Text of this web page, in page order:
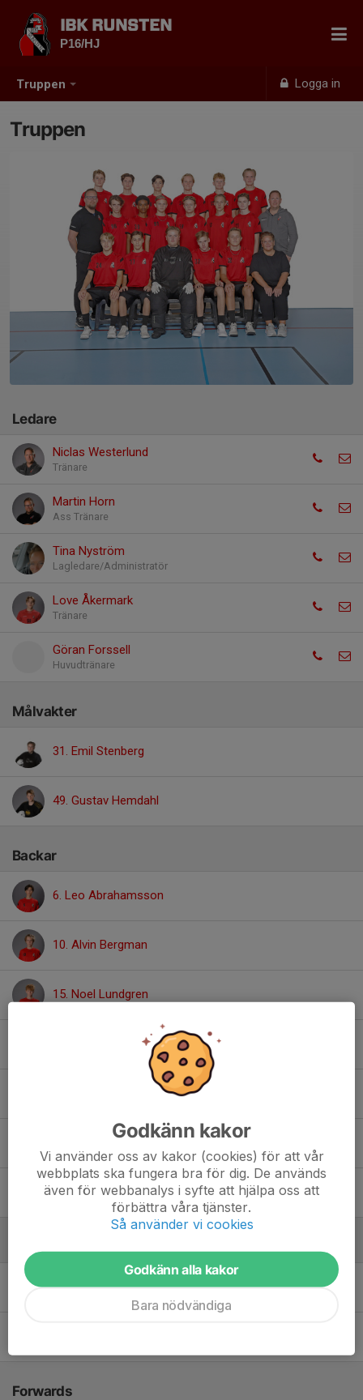
Truppen Logga in
IBK RUNSTEN
P16/HJ
Truppen
Ledare
Niclas Westerlund
Tränare
Martin Horn
Ass Tränare
Tina Nyström
Lagledare/Administratör
Love Åkermark
Tränare
Göran Forssell
Huvudtränare
Målvakter
31. Emil Stenberg
49. Gustav Hemdahl
Backar
6. Leo Abrahamsson
10. Alvin Bergman
15. Noel Lundgren
22. Oscar Olsson
30. Melker Lind
91. Hugo Hjalmarsson
16. Caesar Rollén
Forwards
Godkänn kakor
Vi använder oss av kakor (cookies) för att vår
webbplats ska fungera bra för dig. De används
även för webbanalys i syfte att hjälpa oss att
förbättra våra tjänster.
Så använder vi cookies
Godkänn alla kakor
Bara nödvändiga